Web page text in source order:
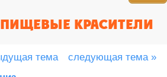
ПИЩЕВЫЕ КРАСИТЕЛИ
тема
следующая тема »